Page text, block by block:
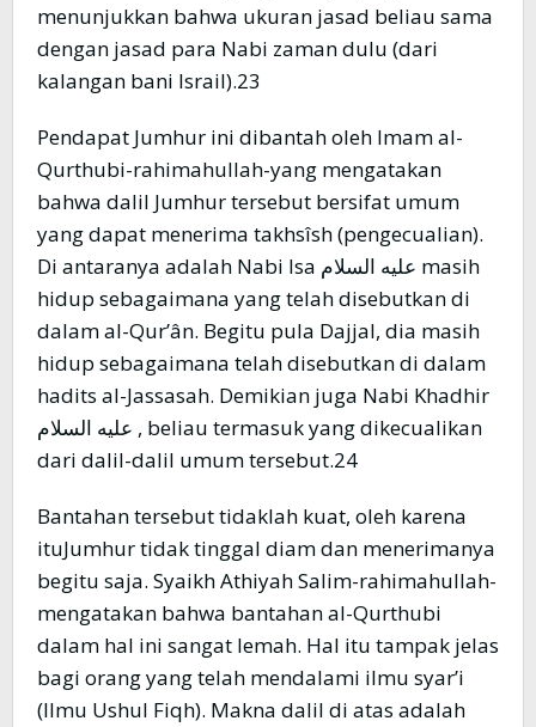
menunjukkan bahwa ukuran jasad beliau sama
dengan jasad para Nabi zaman dulu (dari
kalangan bani Israil).23
Pendapat Jumhur ini dibantah oleh Imam al-
Qurthubi-rahimahullah-yang mengatakan
bahwa dalil Jumhur tersebut bersifat umum
yang dapat menerima takhsîsh (pengecualian).
Di antaranya adalah Nabi Isa عليه السلام masih
hidup sebagaimana yang telah disebutkan di
dalam al-Qur’ân. Begitu pula Dajjal, dia masih
hidup sebagaimana telah disebutkan di dalam
hadits al-Jassasah. Demikian juga Nabi Khadhir
عليه السلام , beliau termasuk yang dikecualikan
dari dalil-dalil umum tersebut.24
Bantahan tersebut tidaklah kuat, oleh karena
ituJumhur tidak tinggal diam dan menerimanya
begitu saja. Syaikh Athiyah Salim-rahimahullah-
mengatakan bahwa bantahan al-Qurthubi
dalam hal ini sangat lemah. Hal itu tampak jelas
bagi orang yang telah mendalami ilmu syar’i
(Ilmu Ushul Fiqh). Makna dalil di atas adalah